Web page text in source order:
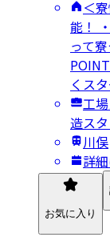
＜
能！
って
くス
工
造ス
川俣
詳
お気に入り